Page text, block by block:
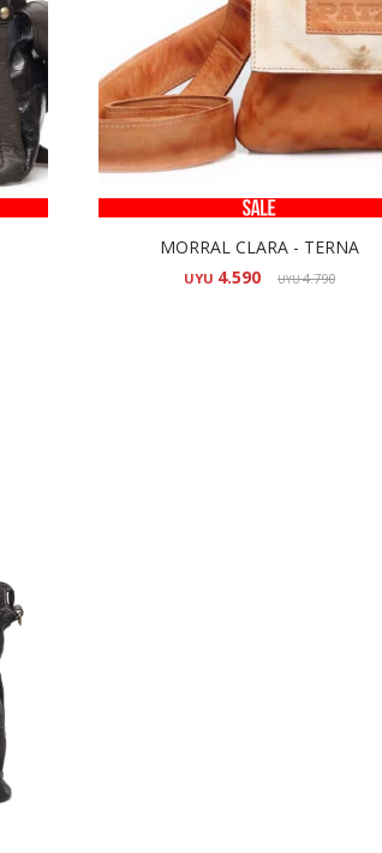
MORRAL CLARA - TERNA
UYU 4.590 UYU4.790